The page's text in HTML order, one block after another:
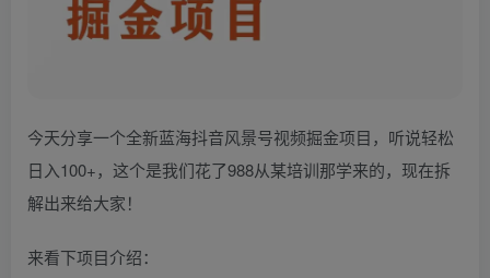
今天分享一个全新蓝海抖音风景号视频掘金项目，听说轻松
日入100+，这个是我们花了988从某培训那学来的，现在拆
解出来给大家！
来看下项目介绍：